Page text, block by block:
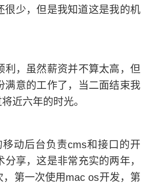
很少，但是我知道这是我的机
，虽然薪资并不算太高，但
满意的工作了，当二面结束我
近六年的时光。
动后台负责cms和接口的开
享，这是非常充实的两年，
第一次使用mac os开发，第